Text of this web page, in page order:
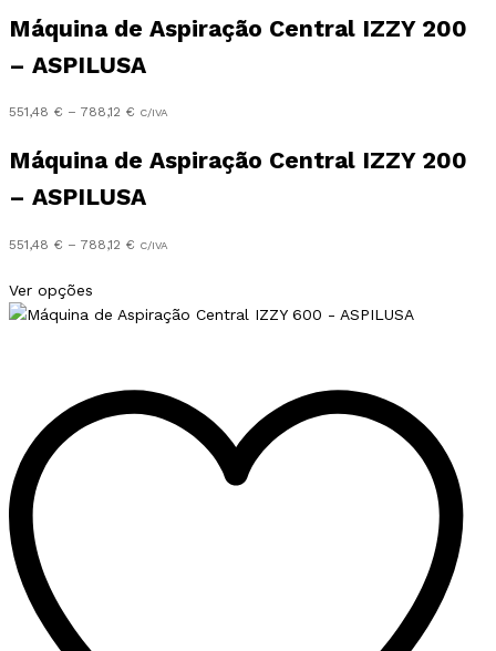
Máquina de Aspiração Central IZZY 200
– ASPILUSA
551,48 € – 788,12 € Preço
551,48 €
through
788,12 €
C/IVA
Máquina de Aspiração Central IZZY 200
– ASPILUSA
551,48 € – 788,12 € Preço
through
788,12 €
C/IVA
Ver opções
has
The
options